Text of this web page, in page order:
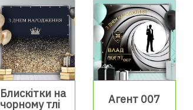
Блискітки на
чорному тлі
Агент 007